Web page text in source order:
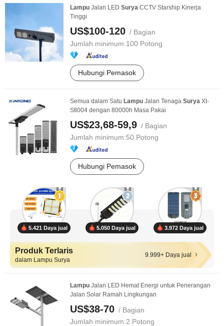
Lampu Jalan LED Surya CCTV Starship Kinerja
Tinggi
US$100-120 / Bagian
Jumlah minimum:100 Potong
Hubungi Pemasok
Semua dalam Satu Lampu Jalan Tenaga Surya Xt-
Stl004 dengan 80000h Masa Pakai
US$23,68-59,9 / Bagian
Jumlah minimum:50 Potong
Hubungi Pemasok
5.421 Daya jual 5.050 Daya jual 3.972 Daya jual
Produk Terlaris
dalam Lampu Surya
9.999+ Daya jual
Lampu Jalan LED Hemat Energi untuk Penerangan
Jalan Solar Ramah Lingkungan
US$38-70 / Bagian
Jumlah minimum:2 Potong